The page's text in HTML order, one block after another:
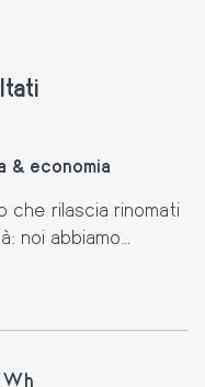
& economia
che rilascia rinomati
noi abbiamo